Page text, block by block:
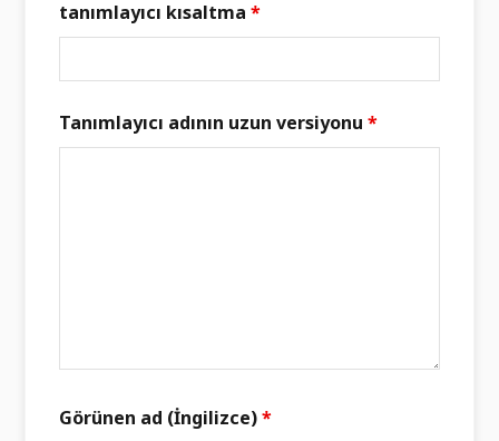
tanımlayıcı kısaltma*
Tanımlayıcı adının uzun versiyonu*
Görünen ad (İngilizce)*